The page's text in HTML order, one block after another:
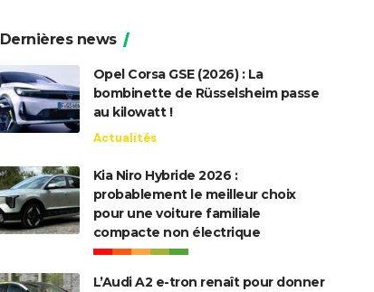
Dernières news
Opel Corsa GSE (2026) : La
bombinette de Rüsselsheim passe
au kilowatt !
Actualités
Kia Niro Hybride 2026 :
probablement le meilleur choix
pour une voiture familiale
compacte non électrique
L’Audi A2 e-tron renaît pour donner